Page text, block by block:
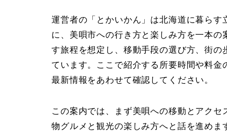
運営者の「とかいかん」は北海道に暮ら
に、美唄市への行き方と楽しみ方を一本
す旅程を想定し、移動手段の選び方、街
ています。ここで紹介する所要時間や料
最新情報をあわせて確認してください。
この案内では、まず美唄への移動とアク
物グルメと観光の楽しみ方へと話を進めま